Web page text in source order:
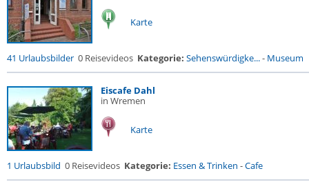
Karte
41 Urlaubsbilder 0 Reisevideos Kategorie: Sehenswürdigke...- Museum
Eiscafe Dahl
in Wremen
Karte
1 Urlaubsbild 0 Reisevideos Kategorie: Essen & Trinken -Cafe